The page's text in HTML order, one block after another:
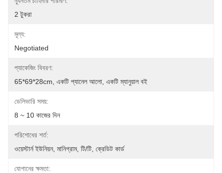
2 টুকরা
মূল্য:
Negotiated
প্যাকেজিং বিবরণ:
65*69*28cm, একটি প্যানেল আলো, একটি ম্যানুয়াল বই
ডেলিভারি সময়:
8 ~ 10 কাজের দিন
পরিশোধের শর্ত:
ওয়েস্টার্ন ইউনিয়ন, মানিগ্রাম, টি/টি, ক্রেডিট কার্ড
যোগানের ক্ষমতা: